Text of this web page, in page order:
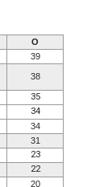
О
39
38
35
34
34
31
23
22
20